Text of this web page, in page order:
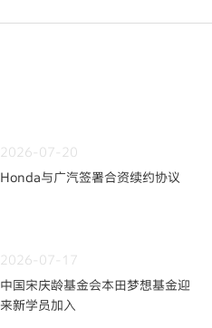
2026-07-20
Honda与广汽签署合资续约协议
2026-07-17
中国宋庆龄基金会本田梦想基金迎
来新学员加入